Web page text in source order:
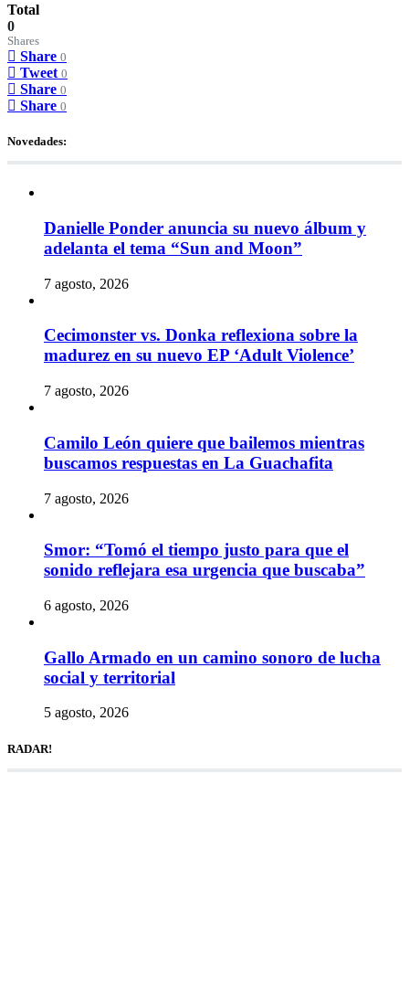
Total
0
Shares
Share 0
Tweet 0
Share 0
Share 0
Novedades:
Danielle Ponder anuncia su nuevo álbum y
adelanta el tema “Sun and Moon”
7 agosto, 2026
Cecimonster vs. Donka reflexiona sobre la
madurez en su nuevo EP ‘Adult Violence’
7 agosto, 2026
Camilo León quiere que bailemos mientras
buscamos respuestas en La Guachafita
7 agosto, 2026
Smor: “Tomó el tiempo justo para que el
sonido reflejara esa urgencia que buscaba”
6 agosto, 2026
Gallo Armado en un camino sonoro de lucha
social y territorial
5 agosto, 2026
RADAR!